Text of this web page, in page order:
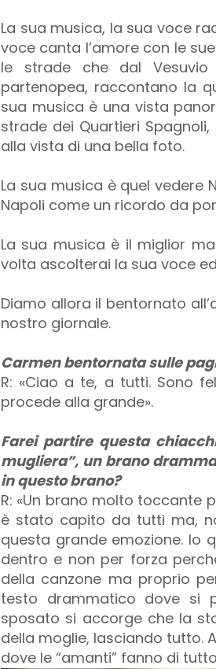
La sua musica, la sua voce
voce canta l’amore con le
le strade che dal
partenopea, raccontano la
sua musica è una vista
strade dei Quartieri
alla vista di una bella foto.
La sua musica è quel vedere
Napoli come un ricordo da
La sua musica è il miglior
volta ascolterai la sua voce
Diamo allora il bentornato
nostro giornale.
Carmen bentornata sulle
R: «Ciao a te, a tutti. Sono
procede alla grande».
Farei partire questa
mugliera”, un brano
in questo brano?
R: «Un brano molto toccante
è stato capito da tutti ma,
questa grande emozione. Io
dentro e non per forza
della canzone ma proprio
testo drammatico dove si
sposato si accorge che la
della moglie, lasciando tutto.
dove le “amanti” fanno di